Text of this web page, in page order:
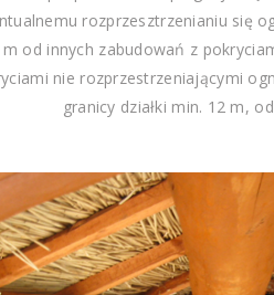
rozprzesztrzenianiu się
m od innych zabudowań z
nie rozprzestrzeniającymi
granicy działki min. 12 m,